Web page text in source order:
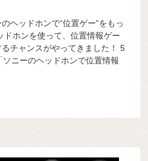
ヘッドホンで“位置ゲー”をもっ
ドホンを使って、位置情報ゲー
チャンスがやってきました！ 5
ニーのヘッドホンで位置情報